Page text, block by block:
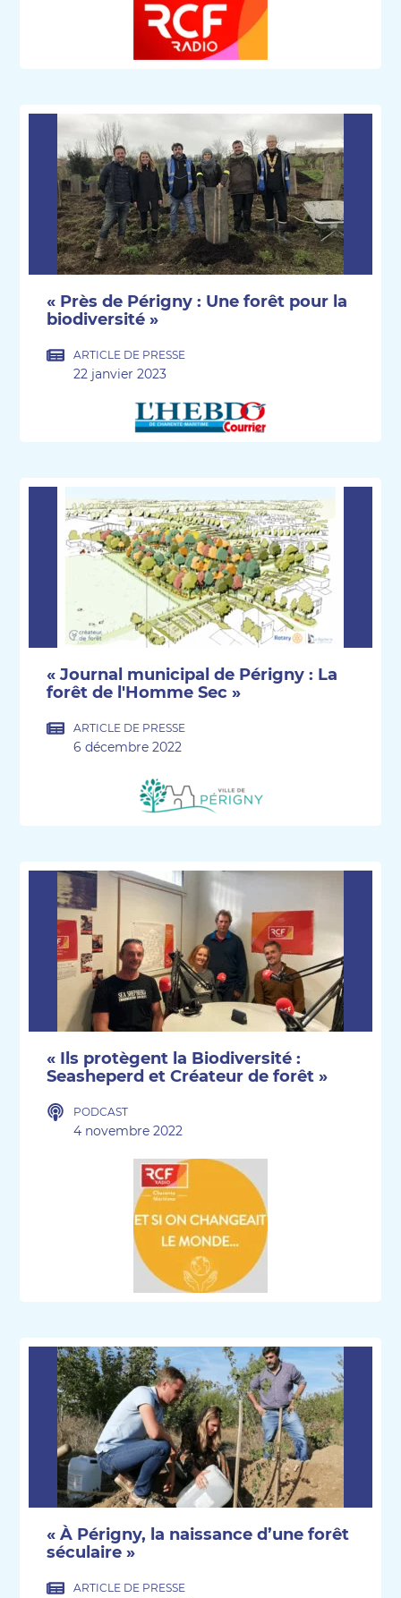
« Près de Périgny : Une forêt pour la
biodiversité »
ARTICLE DE PRESSE
22 janvier 2023
« Journal municipal de Périgny : La
forêt de l'Homme Sec »
ARTICLE DE PRESSE
6 décembre 2022
« Ils protègent la Biodiversité :
Seasheperd et Créateur de forêt »
PODCAST
4 novembre 2022
« À Périgny, la naissance d’une forêt
séculaire »
ARTICLE DE PRESSE